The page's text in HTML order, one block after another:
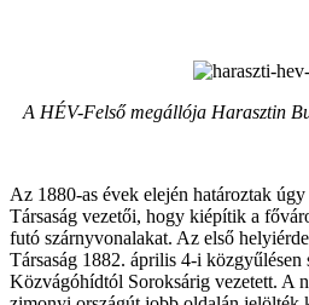
A HÉV-Felső megállója Harasztin
Az 1880-as évek elején határoztak
Társaság vezetői, hogy kiépítik a
futó szárnyvonalakat. Az első
Társaság 1882. április 4-i közgyűlésen
Közvágóhídtól Soroksárig vezetett. A